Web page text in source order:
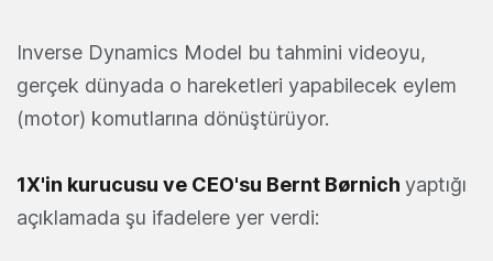
Inverse Dynamics Model bu tahmini videoyu,
gerçek dünyada o hareketleri yapabilecek eylem
(motor) komutlarına dönüştürüyor.
1X'in kurucusu ve CEO'su Bernt Børnich yaptığı
açıklamada şu ifadelere yer verdi: